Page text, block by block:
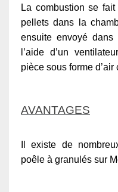
La combustion se
pellets dans la
ensuite envoyé
l’aide d’un
pièce sous forme d’air
AVANTAGES
Il existe de
poêle à granulés sur